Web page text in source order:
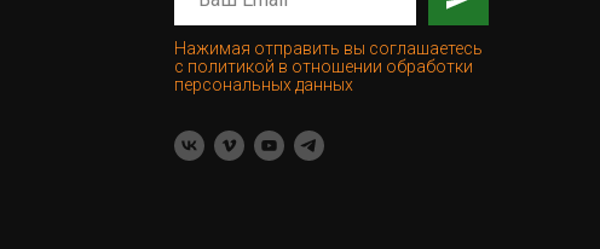
Нажимая отправить вы соглашаетесь
с политикой в отношении обработки
персональных данных